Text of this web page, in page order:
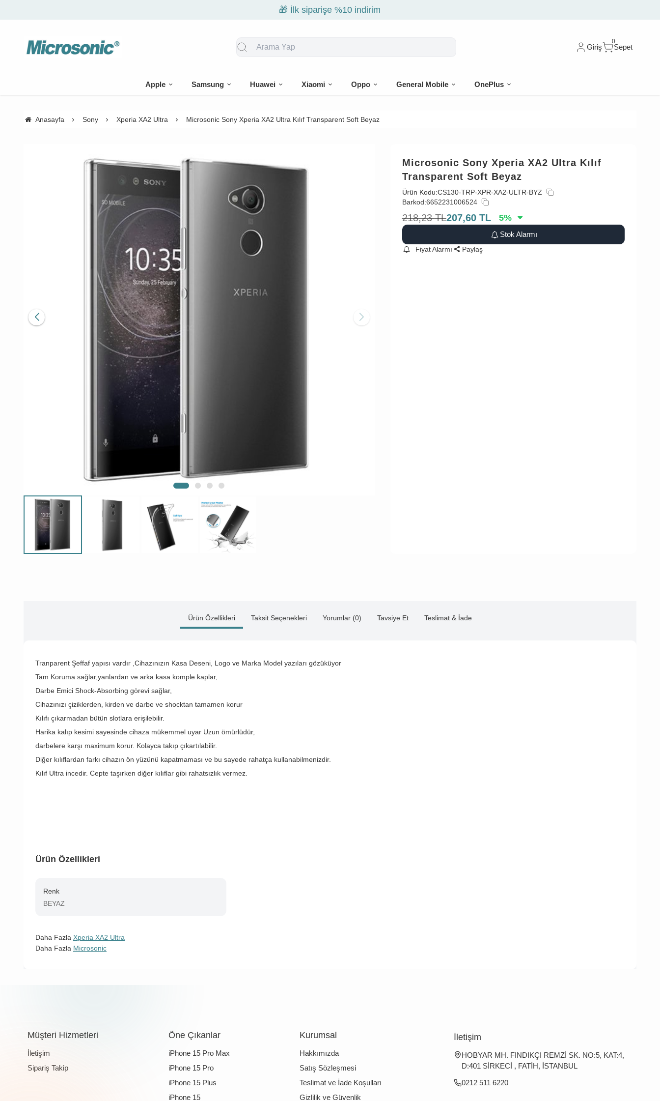
🎁 İlk siparişe %10 indirim
Giriş
0
Sepet
Apple Samsung Huawei Xiaomi Oppo General Mobile OnePlus
Anasayfa Sony Xperia XA2 Ultra Microsonic Sony Xperia XA2 Ultra Kılıf Transparent Soft Beyaz
Microsonic Sony Xperia XA2 Ultra Kılıf
Transparent Soft Beyaz
Ürün Kodu:CS130-TRP-XPR-XA2-ULTR-BYZ
Barkod:6652231006524
218,23 TL207,60 TL 5%
Stok Alarmı
Fiyat Alarmı Paylaş
Ürün Özellikleri Taksit Seçenekleri Yorumlar (0) Tavsiye Et Teslimat & İade
Tranparent Şeffaf yapısı vardır ,Cihazınızın Kasa Deseni, Logo ve Marka Model yazıları gözüküyor
Tam Koruma sağlar,yanlardan ve arka kasa komple kaplar,
Darbe Emici Shock-Absorbing görevi sağlar,
Cihazınızı çiziklerden, kirden ve darbe ve shocktan tamamen korur
Kılıfı çıkarmadan bütün slotlara erişilebilir.
Harika kalıp kesimi sayesinde cihaza mükemmel uyar Uzun ömürlüdür,
darbelere karşı maximum korur. Kolayca takıp çıkartılabilir.
Diğer kılıflardan farkı cihazın ön yüzünü kapatmaması ve bu sayede rahatça kullanabilmenizdir.
Kılıf Ultra incedir. Cepte taşırken diğer kılıflar gibi rahatsızlık vermez.
Ürün Özellikleri
Renk
BEYAZ
Daha Fazla Xperia XA2 Ultra
Daha Fazla Microsonic
Müşteri Hizmetleri
İletişim
Sipariş Takip
Öne Çıkanlar
iPhone 15 Pro Max
iPhone 15 Pro
iPhone 15 Plus
iPhone 15
Kurumsal
Hakkımızda
Satış Sözleşmesi
Teslimat ve İade Koşulları
Gizlilik ve Güvenlik
İletişim
HOBYAR MH. FINDIKÇI REMZİ SK. NO:5, KAT:4,
D:401 SİRKECİ , FATİH, İSTANBUL
0212 511 6220